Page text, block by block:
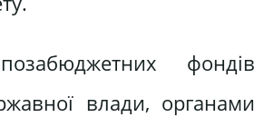
фондів
влади, органами